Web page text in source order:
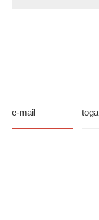
e-mail